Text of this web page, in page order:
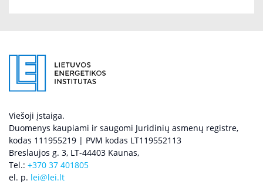
Viešoji įstaiga.
Duomenys kaupiami ir saugomi Juridinių asmenų registre,
kodas 111955219 | PVM kodas LT119552113
Breslaujos g. 3, LT-44403 Kaunas,
Tel.: +370 37 401805
el. p. lei@lei.lt